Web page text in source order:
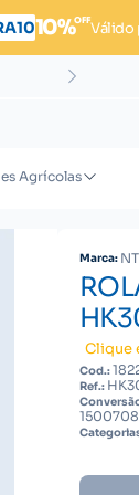
10%OFFVálido
Agrícolas
Marca:
Clique
Cod.:
Ref.: